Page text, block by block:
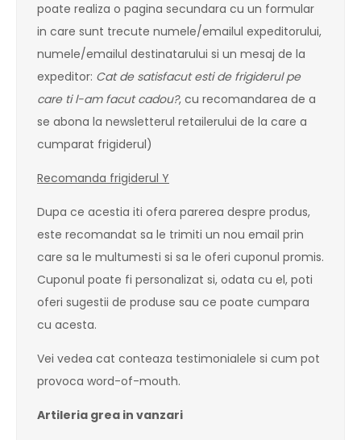
poate realiza o pagina secundara cu un formular
in care sunt trecute numele/emailul expeditorului,
numele/emailul destinatarului si un mesaj de la
expeditor: Cat de satisfacut esti de frigiderul pe
care ti l-am facut cadou?, cu recomandarea de a
se abona la newsletterul retailerului de la care a
cumparat frigiderul)
Recomanda frigiderul Y
Dupa ce acestia iti ofera parerea despre produs,
este recomandat sa le trimiti un nou email prin
care sa le multumesti si sa le oferi cuponul promis.
Cuponul poate fi personalizat si, odata cu el, poti
oferi sugestii de produse sau ce poate cumpara
cu acesta.
Vei vedea cat conteaza testimonialele si cum pot
provoca word-of-mouth.
Artileria grea in vanzari